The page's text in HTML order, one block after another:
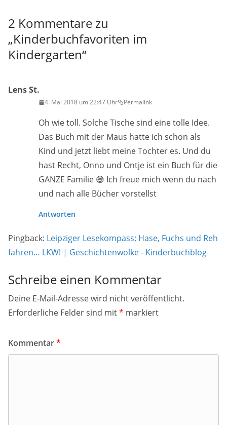
2 Kommentare zu
„Kinderbuchfavoriten im
Kindergarten“
Lens St.
4. Mai 2018 um 22:47 Uhr Permalink
Oh wie toll. Solche Tische sind eine tolle Idee.
Das Buch mit der Maus hatte ich schon als
Kind und jetzt liebt meine Tochter es. Und du
hast Recht, Onno und Ontje ist ein Buch für die
GANZE Familie 😅 Ich freue mich wenn du nach
und nach alle Bücher vorstellst
Antworten
Pingback: Leipziger Lesekompass: Hase, Fuchs und Reh
fahren… LKW! | Geschichtenwolke - Kinderbuchblog
Schreibe einen Kommentar
Deine E-Mail-Adresse wird nicht veröffentlicht.
Erforderliche Felder sind mit* markiert
Kommentar*